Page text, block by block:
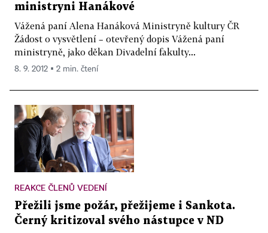
ministryni Hanákové
Vážená paní Alena Hanáková Ministryně kultury ČR
Žádost o vysvětlení – otevřený dopis Vážená paní
ministryně, jako děkan Divadelní fakulty...
8. 9. 2012 ▪ 2 min. čtení
REAKCE ČLENŮ VEDENÍ
Přežili jsme požár, přežijeme i Sankota.
Černý kritizoval svého nástupce v ND